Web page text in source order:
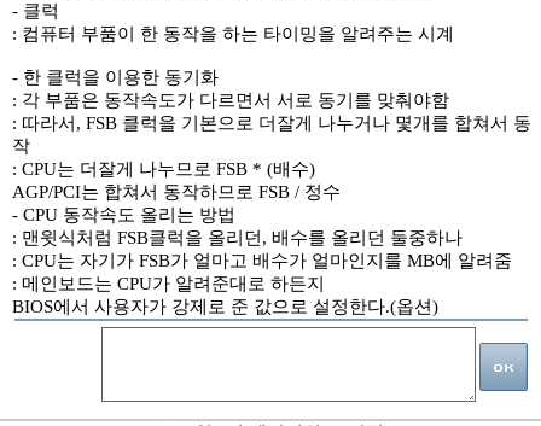
- 클럭
: 컴퓨터 부품이 한 동작을 하는 타이밍을 알려주는 시계
- 한 클럭을 이용한 동기화
: 각 부품은 동작속도가 다르면서 서로 동기를 맞춰야함
: 따라서, FSB 클럭을 기본으로 더잘게 나누거나 몇개를 합쳐서 동
작
: CPU는 더잘게 나누므로 FSB * (배수)
AGP/PCI는 합쳐서 동작하므로 FSB / 정수
- CPU 동작속도 올리는 방법
: 맨윗식처럼 FSB클럭을 올리던, 배수를 올리던 둘중하나
: CPU는 자기가 FSB가 얼마고 배수가 얼마인지를 MB에 알려줌
: 메인보드는 CPU가 알려준대로 하든지
BIOS에서 사용자가 강제로 준 값으로 설정한다.(옵션)